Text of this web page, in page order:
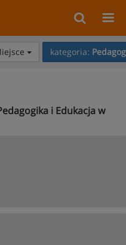
kategoria:
i Edukacja w